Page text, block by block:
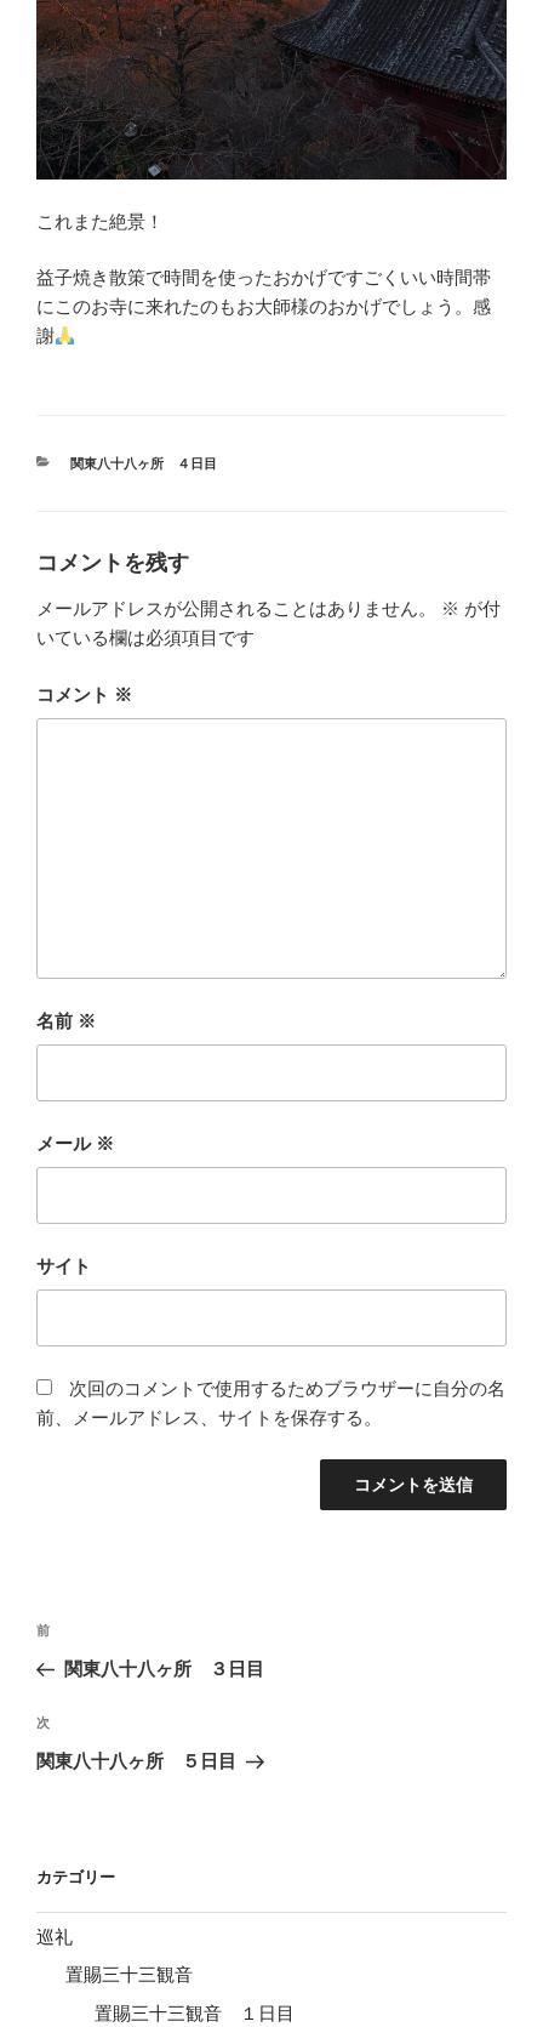
これまた絶景！
益子焼き散策で時間を使ったおかげですごくいい時間帯
にこのお寺に来れたのもお大師様のおかげでしょう。感
謝
カ
関東八十八ヶ所 ４日目
コメントを残す
メールアドレスが公開されることはありません。 ※ が付
いている欄は必須項目です
コメント ※
名前 ※
メール ※
サイト
次回のコメントで使用するためブラウザーに自分の名
前、メールアドレス、サイトを保存する。
投
ナ
ビ
ゲ
ン
前
の
稿
前
関東八十八ヶ所 ３日目
次
の
次
関東八十八ヶ所 ５日目
カテゴリー
巡礼
置賜三十三観音
置賜三十三観音 １日目